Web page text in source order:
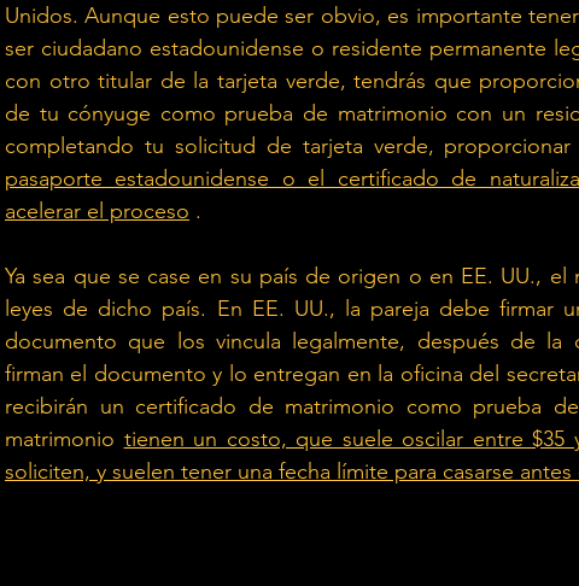
Unidos. Aunque esto puede ser obvio, es importante
ser ciudadano estadounidense o residente permanente
con otro titular de la tarjeta verde, tendrás que
de tu cónyuge como prueba de matrimonio con un
completando tu solicitud de tarjeta verde, proporcionar
pasaporte estadounidense o el certificado de
acelerar el proceso .
Ya sea que se case en su país de origen o en EE. UU.,
leyes de dicho país. En EE. UU., la pareja debe firmar
documento que los vincula legalmente, después de la
firman el documento y lo entregan en la oficina del
recibirán un certificado de matrimonio como prueba
matrimonio tienen un costo, que suele oscilar entre $35
soliciten, y suelen tener una fecha límite para casarse